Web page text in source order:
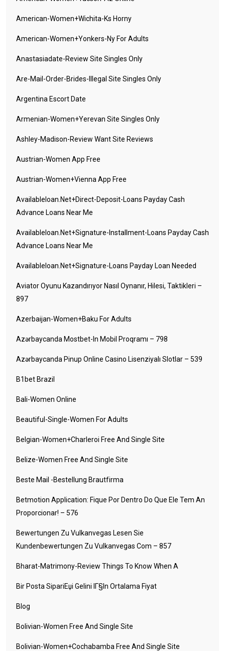
American-Women+wichita-Ks Horny
American-Women+yonkers-Ny For Adults
Anastasiadate-Review Site Singles Only
Are-Mail-Order-Brides-Illegal Site Singles Only
Argentina Escort Date
Armenian-Women+yerevan Site Singles Only
Ashley-Madison-Review Want Site Reviews
Austrian-Women App Free
Austrian-Women+vienna App Free
Availableloan.net+direct-Deposit-Loans Payday Cash
Advance Loans Near Me
Availableloan.net+signature-Installment-Loans Payday Cash
Advance Loans Near Me
Availableloan.net+signature-Loans Payday Loan Needed
Aviator Oyunu Kazandırıyor Nasıl Oynanır, Hilesi, Taktikleri –
897
Azerbaijan-Women+baku For Adults
Azərbaycanda Mostbet-In Mobil Proqramı – 798
Azərbaycanda Pinup Online Casino Lisenziyalı Slotlar – 539
B1bet Brazil
Bali-Women Online
Beautiful-Single-Women For Adults
Belgian-Women+charleroi Free And Single Site
Belize-Women Free And Single Site
Beste Mail -Bestellung Brautfirma
Betmotion Application: Fique Por Dentro Do Que Ele Tem An
Proporcionar! – 576
Bewertungen Zu Vulkanvegas Lesen Sie
Kundenbewertungen Zu Vulkanvegas Com – 857
Bharat-Matrimony-Review Things To Know When A
Bir Posta SipariЕџi Gelini IГ§in Ortalama Fiyat
Blog
Bolivian-Women Free And Single Site
Bolivian-Women+cochabamba Free And Single Site